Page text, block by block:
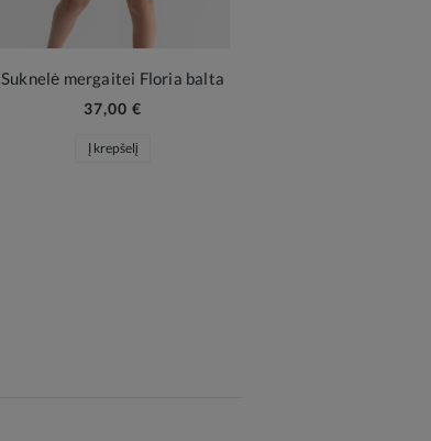
Suknelė mergaitei Floria balta
37,00 €
Į krepšelį